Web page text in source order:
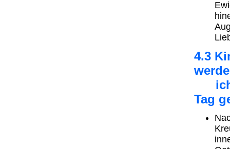
4.3
ich
Tag